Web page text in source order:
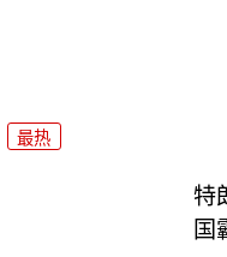
最热
特
国